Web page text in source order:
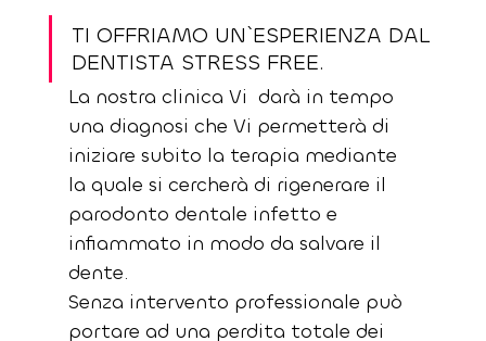
TI OFFRIAMO UN`ESPERIENZA DAL
DENTISTA STRESS FREE.
La nostra clinica Vi  darà in tempo
una diagnosi che Vi permetterà di
iniziare subito la terapia mediante
la quale si cercherà di rigenerare il
parodonto dentale infetto e
infiammato in modo da salvare il
dente.
Senza intervento professionale può
portare ad una perdita totale dei